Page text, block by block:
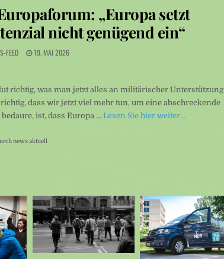
„Europa setzt
nicht genügend ein“
FEED 19. MAI 2026
richtig, was man jetzt alles an militärischer Unterstützung
richtig, dass wir jetzt viel mehr tun, um eine abschreckende
ist, dass Europa … Lesen Sie hier weiter…
news aktuell